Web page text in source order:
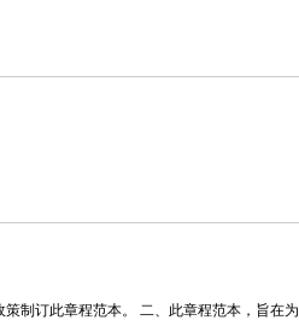
制订此章程范本。 二、此章程范本，旨在为